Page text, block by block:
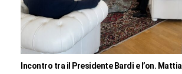
Incontro tra il Presidente Bardi e l’on. Mattia